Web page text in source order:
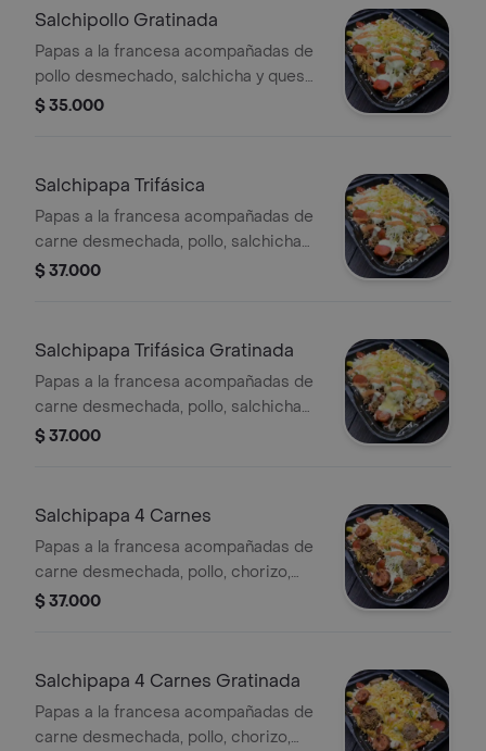
Salchipollo Gratinada
Papas a la francesa acompañadas de
pollo desmechado, salchicha y queso
gratinado.
$ 35.000
Salchipapa Trifásica
Papas a la francesa acompañadas de
carne desmechada, pollo, salchicha
tradicional, ensalada y salsas de la
$ 37.000
Salchipapa Trifásica Gratinada
Papas a la francesa acompañadas de
carne desmechada, pollo, salchicha
tradicional, ensalada y queso
$ 37.000
Salchipapa 4 Carnes
Papas a la francesa acompañadas de
carne desmechada, pollo, chorizo,
butifarra, ensalada y salsas de la casa.
$ 37.000
Salchipapa 4 Carnes Gratinada
Papas a la francesa acompañadas de
carne desmechada, pollo, chorizo,